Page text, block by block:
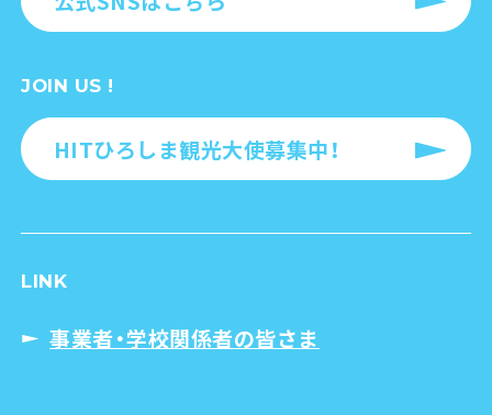
JOIN US !
HITひろしま観光大使募集中！
LINK
事業者・学校関係者の皆さま